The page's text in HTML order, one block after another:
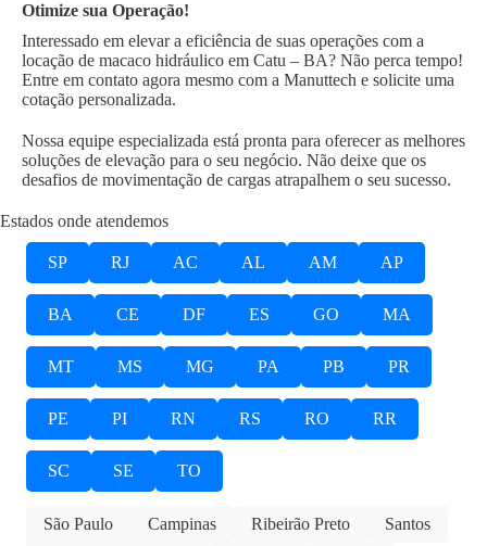
Otimize sua Operação!
Interessado em elevar a eficiência de suas operações com a
locação de macaco hidráulico em Catu – BA? Não perca tempo!
Entre em contato agora mesmo com a Manuttech e solicite uma
cotação personalizada.
Nossa equipe especializada está pronta para oferecer as melhores
soluções de elevação para o seu negócio. Não deixe que os
desafios de movimentação de cargas atrapalhem o seu sucesso.
Estados onde atendemos
SP RJ AC AL AM AP
BA CE DF ES GO MA
MT MS MG PA PB PR
PE PI RN RS RO RR
SC SE TO
São Paulo Campinas Ribeirão Preto
Santos